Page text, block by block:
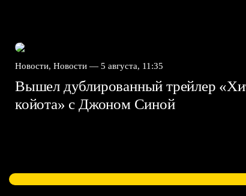
Новости, Новости — 5 августа, 11:35
Вышел дублированный трейлер
койота» с Джоном Синой